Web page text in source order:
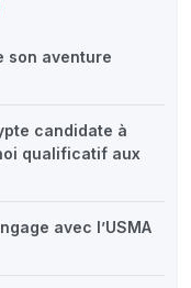
son aventure
candidate à
qualificatif aux
avec l’USMA